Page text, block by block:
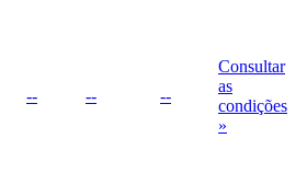
-- -- --
Consultar
as
condições
»